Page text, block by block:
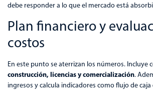
debe responder a lo que el mercado está
Plan financiero y
costos
En este punto se aterrizan los números. Incluye
construcción, licencias y comercialización.
ingresos y calcula indicadores como flujo de